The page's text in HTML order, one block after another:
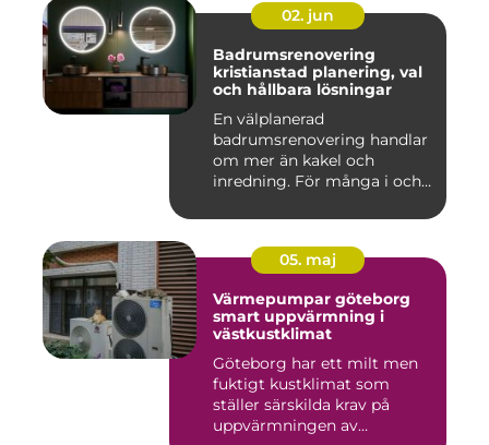
02. jun
Badrumsrenovering
kristianstad planering, val
och hållbara lösningar
En välplanerad
badrumsrenovering handlar
om mer än kakel och
inredning. För många i och
05. maj
Värmepumpar göteborg
smart uppvärmning i
västkustklimat
Göteborg har ett milt men
fuktigt kustklimat som
ställer särskilda krav på
uppvärmningen av